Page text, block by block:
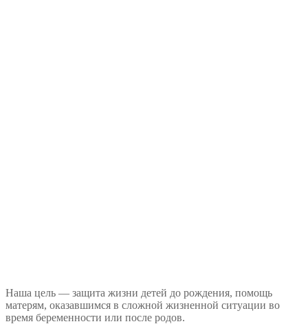
Наша цель — защита жизни детей до рождения, помощь
матерям, оказавшимся в сложной жизненной ситуации во
время беременности или после родов.